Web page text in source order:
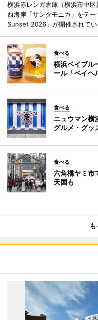
横浜赤レンガ倉庫（横浜市中
西海岸「サンタモニカ」をテ
Sunset 2026」が開催されてい
食べる
横浜ベイブ
ール「ベイヘ
食べる
ニュウマン
グルメ・グッ
食べる
六角橋ヤミ
天国も
も